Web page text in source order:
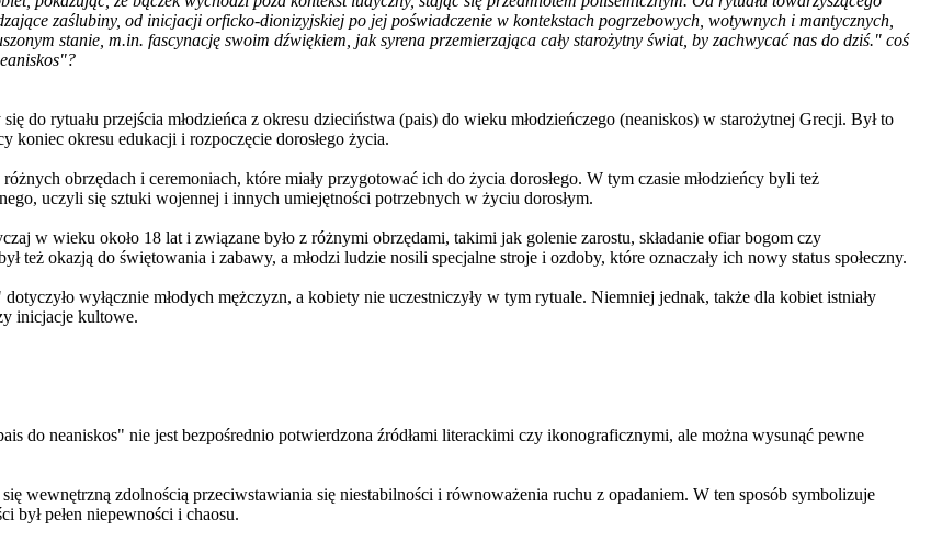
zaślubiny, od inicjacji orficko-dionizyjskiej po jej poświadczenie w kontekstach pogrzebowych, wotywnych i mantycznych,
stanie, m.in. fascynację swoim dźwiękiem, jak syrena przemierzająca cały starożytny świat, by zachwycać nas do dziś." coś
do rytuału przejścia młodzieńca z okresu dzieciństwa (pais) do wieku młodzieńczego (neaniskos) w starożytnej Grecji. Był to
koniec okresu edukacji i rozpoczęcie dorosłego życia.
obrzędach i ceremoniach, które miały przygotować ich do życia dorosłego. W tym czasie młodzieńcy byli też
uczyli się sztuki wojennej i innych umiejętności potrzebnych w życiu dorosłym.
w wieku około 18 lat i związane było z różnymi obrzędami, takimi jak golenie zarostu, składanie ofiar bogom czy
też okazją do świętowania i zabawy, a młodzi ludzie nosili specjalne stroje i ozdoby, które oznaczały ich nowy status społeczny.
wyłącznie młodych mężczyzn, a kobiety nie uczestniczyły w tym rytuale. Niemniej jednak, także dla kobiet istniały
inicjacje kultowe.
do neaniskos" nie jest bezpośrednio potwierdzona źródłami literackimi czy ikonograficznymi, ale można wysunąć pewne
wewnętrzną zdolnością przeciwstawiania się niestabilności i równoważenia ruchu z opadaniem. W ten sposób symbolizuje
był pełen niepewności i chaosu.